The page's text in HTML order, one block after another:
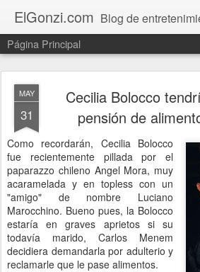
ElGonzi.com Blog de entretenimiento, chismes, humor, farándula, curiosidades,
Página Principal
MAY
31
Cecilia Bolocco
pensión de
Como recordarán, Cecilia Bolocco
fue recientemente pillada por el
paparazzo chileno Angel Mora, muy
acaramelada y en topless con un
"amigo" de nombre Luciano
Marocchino. Bueno pues, la Bolocco
estaría en graves aprietos si su
todavía marido, Carlos Menem
decidiera demandarla por adulterio y
reclamarle que le pase alimentos.